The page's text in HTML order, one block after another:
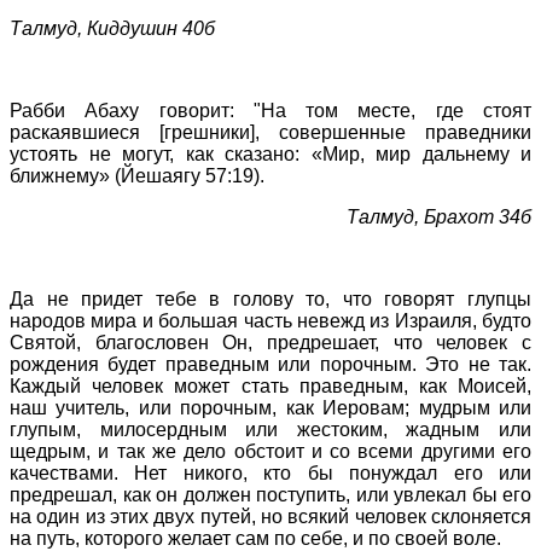
Талмуд, Киддушин 40б
Рабби Абаху говорит: "На том месте, где стоят
раскаявшиеся [грешники], совершенные праведники
устоять не могут, как сказано: «Мир, мир дальнему и
ближнему» (Йешаягу 57:19).
Талмуд, Брахот 34б
Да не придет тебе в голову то, что говорят глупцы
народов мира и большая часть невежд из Израиля, будто
Святой, благословен Он, предрешает, что человек с
рождения будет праведным или порочным. Это не так.
Каждый человек может стать праведным, как Моисей,
наш учитель, или порочным, как Иеровам; мудрым или
глупым, милосердным или жестоким, жадным или
щедрым, и так же дело обстоит и со всеми другими его
качествами. Нет никого, кто бы понуждал его или
предрешал, как он должен поступить, или увлекал бы его
на один из этих двух путей, но всякий человек склоняется
на путь, которого желает сам по себе, и по своей воле.